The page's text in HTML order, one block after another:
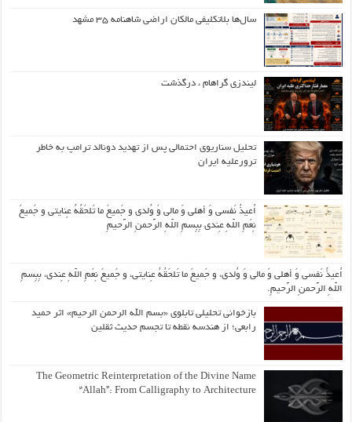
سال‌ها بلاتکلیفی مالکان اراضی شاهنامه ۳۵ مشهد
لیندزی گراهام ، درگذشت
تحلیل سناریوی احتمالی پس از تهدید دونالد ترامپ به خاطر
ترورعلیه ایران
اُعیذُ نَفسی وَ أهلی وَ مالی وَ وُلدی و جَمیعَ ما تَلحَقُهُ عِنایتی و جَمیعَ
نِعَمِ اللّهِ عِندی بِبِسمِ اللّهِ الرَّحمنِ الرَّحیمِ
اُعیذُ نَفسی وَ أهلی وَ مالی وَ وُلدی، و جَمیعَ ما تَلحَقُهُ عِنایتی، و جَمیعَ نِعَمِ اللّهِ عِندی، بِبِسمِ
اللّهِ الرَّحمنِ الرَّحیمِ.
بازخوانی تحلیلی تابلوی «بسم الله الرحمن الرحیم» اثر حمید
رابعی؛ از هندسه نقطه تا تجسم حدیث ثقلین
The Geometric Reinterpretation of the Divine Name
“Allah”: From Calligraphy to Architecture